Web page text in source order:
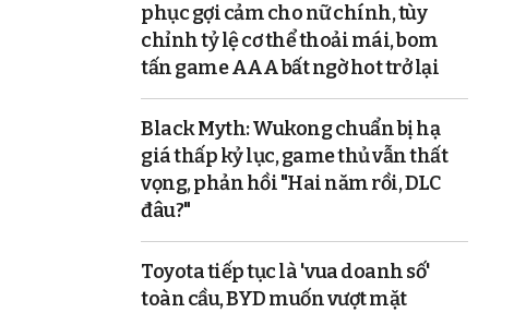
phục gợi cảm cho nữ chính, tùy
chỉnh tỷ lệ cơ thể thoải mái, bom
tấn game AAA bất ngờ hot trở lại
Black Myth: Wukong chuẩn bị hạ
giá thấp kỷ lục, game thủ vẫn thất
vọng, phản hồi "Hai năm rồi, DLC
đâu?"
Toyota tiếp tục là 'vua doanh số'
toàn cầu, BYD muốn vượt mặt